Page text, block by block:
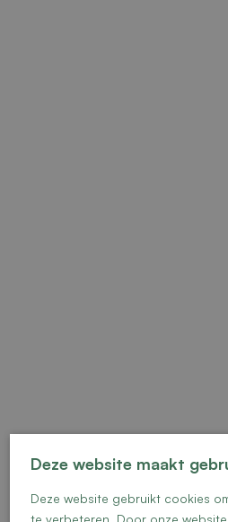
Deze website maakt
Deze website gebruikt cookies